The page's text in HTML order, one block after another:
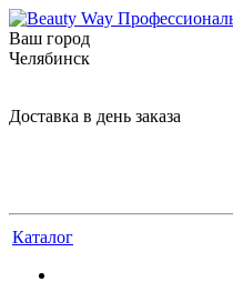
Ваш город
Челябинск
Доставка в день заказа
Каталог